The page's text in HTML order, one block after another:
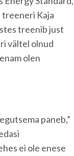
treeneri Kaja
treenib just
vältel olnud
olen
paneb,”
ei ole enese